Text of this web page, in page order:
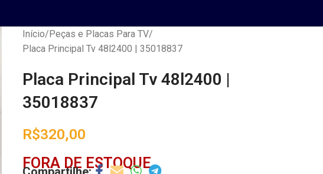
Início Peças e Placas Para TV
Placa Principal Tv 48l2400 | 35018837
Placa Principal Tv 48l2400 |
35018837
R$320,00
FORA DE ESTOQUE